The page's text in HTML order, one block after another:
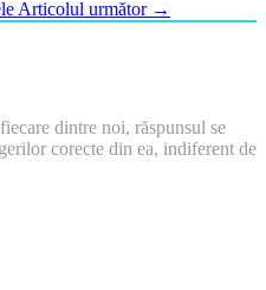
Articolul următor →
dintre noi, răspunsul se
corecte din ea, indiferent de